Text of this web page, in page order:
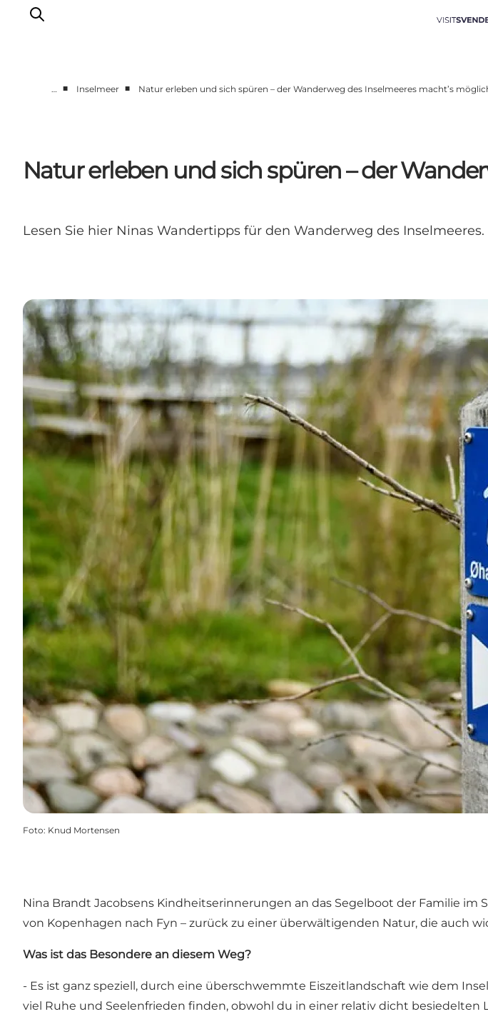
Shopping in Svendborg
Übernachtung
… ■ Inselmeer ■ Natur erleben und sich spüren – der Wanderweg des Inselmeeres macht’s
Natur erleben und sich spüren – der
Lesen Sie hier Ninas Wandertipps für den Wanderweg des Inselmeeres.
Foto: Knud Mortensen
Nina Brandt Jacobsens Kindheitserinnerungen an das Segelboot der Familie
von Kopenhagen nach Fyn – zurück zu einer überwältigenden Natur, die auch
Was ist das Besondere an diesem Weg?
- Es ist ganz speziell, durch eine überschwemmte Eiszeitlandschaft wie dem
viel Ruhe und Seelenfrieden finden, obwohl du in einer relativ dicht